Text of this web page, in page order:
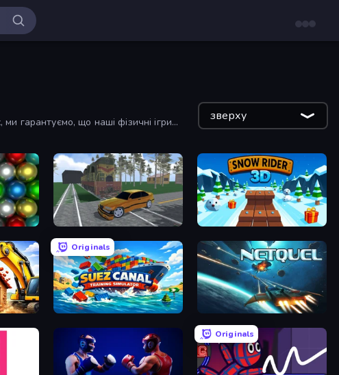
гарантуємо, що наші фізичні ігри
зверху
Obby: Car Crash Sandbox Snow Rider 3D
Originals
Suez Canal Training Simulator Netquel
Originals